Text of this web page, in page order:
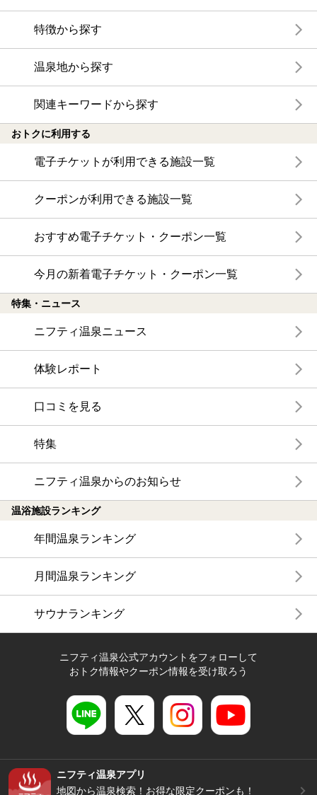
特徴から探す
温泉地から探す
関連キーワードから探す
おトクに利用する
電子チケットが利用できる施設一覧
クーポンが利用できる施設一覧
おすすめ電子チケット・クーポン一覧
今月の新着電子チケット・クーポン一覧
特集・ニュース
ニフティ温泉ニュース
体験レポート
口コミを見る
特集
ニフティ温泉からのお知らせ
温浴施設ランキング
年間温泉ランキング
月間温泉ランキング
サウナランキング
ニフティ温泉公式アカウントをフォローして
おトク情報やクーポン情報を受け取ろう
ニフティ温泉アプリ
地図から温泉検索！お得な限定クーポンも！